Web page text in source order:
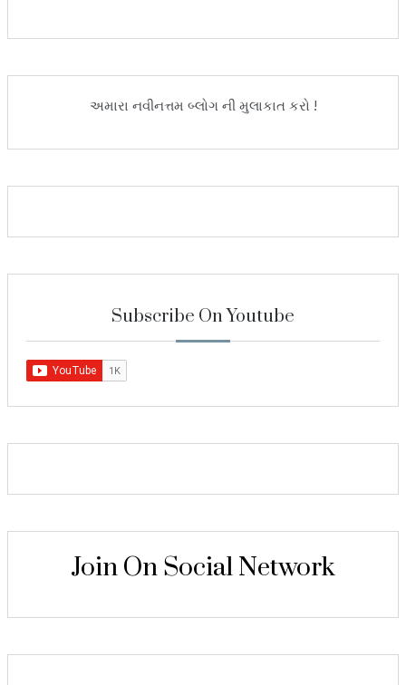
અમારા નવીનત્તમ બ્લોગ ની મુલાકાત કરો !
Subscribe On Youtube
Join On Social Network